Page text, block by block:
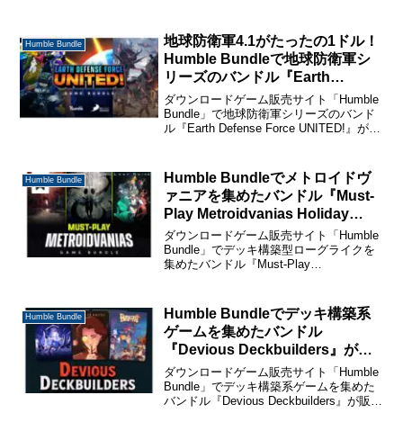
Humble Bundle
地球防衛軍4.1がたったの1ドル！
Humble Bundleで地球防衛軍シ
リーズのバンドル『Earth
Defense Force UNITED!』が販
売中。
ダウンロードゲーム販売サイト「Humble
Bundle」で地球防衛軍シリーズのバンド
ル『Earth Defense Force UNITED!』が販
Humble Bundle
Humble Bundleでメトロイドヴ
ァニアを集めたバンドル『Must-
Play Metroidvanias Holiday
Encore』が販売中。
ダウンロードゲーム販売サイト「Humble
Bundle」でデッキ構築型ローグライクを
集めたバンドル『Must-Play
です。 H...
Humble Bundle
Humble Bundleでデッキ構築系
ゲームを集めたバンドル
『Devious Deckbuilders』が販
売中。
ダウンロードゲーム販売サイト「Humble
Bundle」でデッキ構築系ゲームを集めた
バンドル『Devious Deckbuilders』が販売